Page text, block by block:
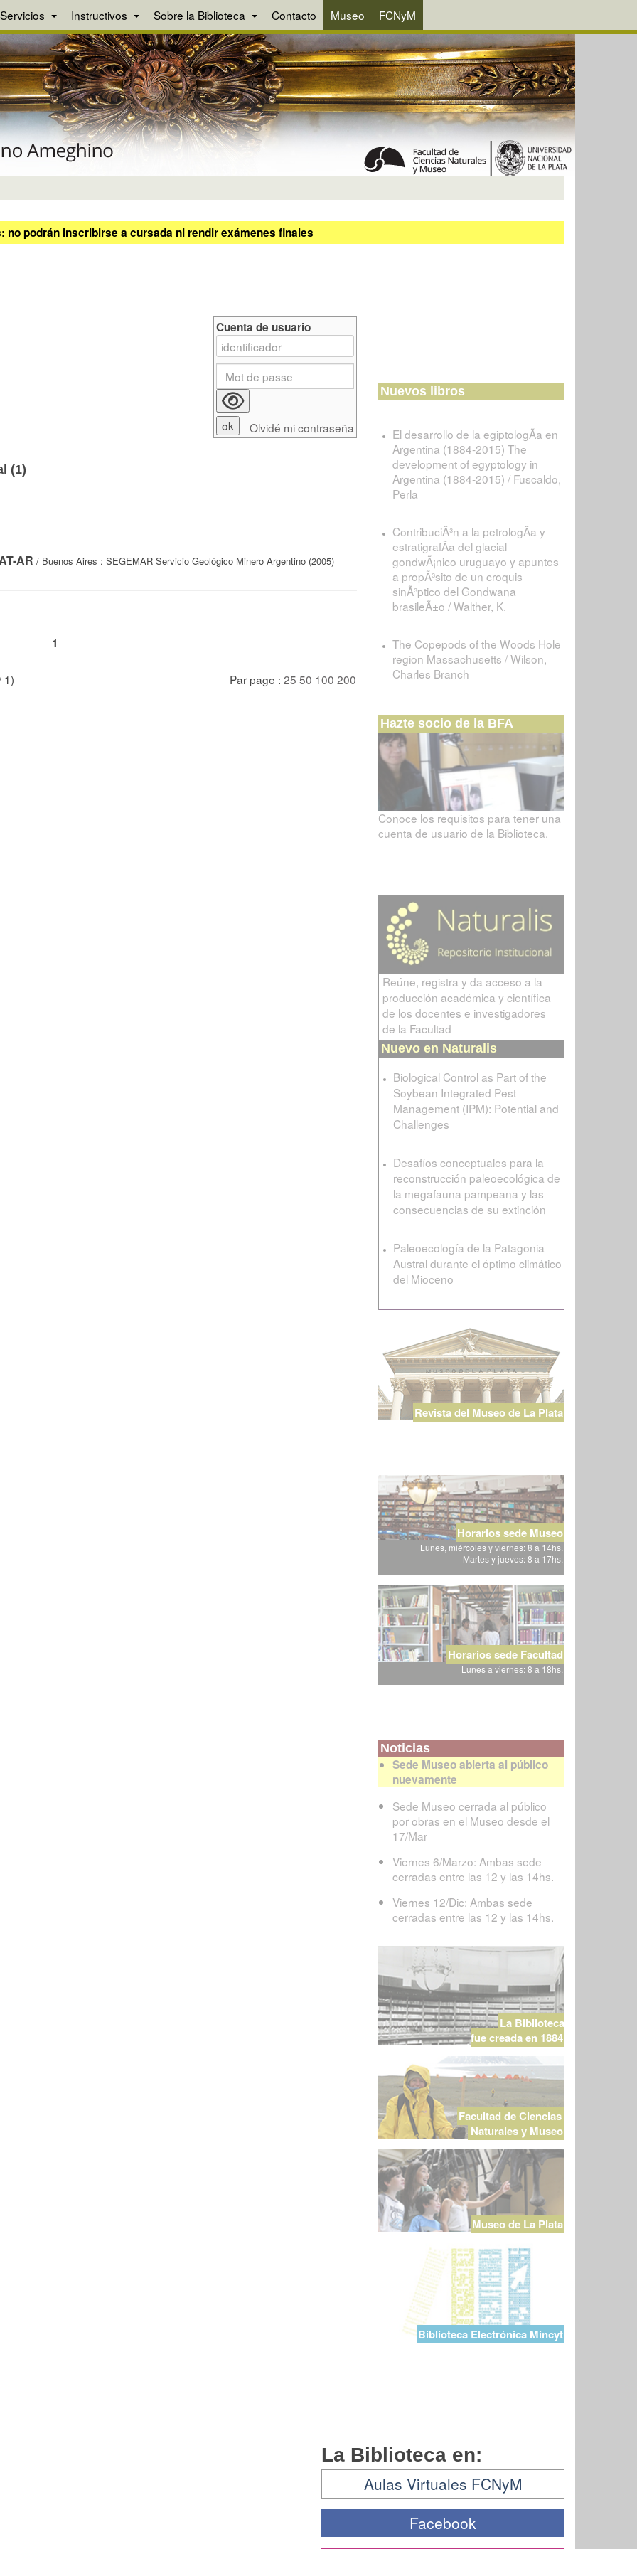
Servicios Instructivos Sobre la Biblioteca Contacto Museo FCNyM
podrán inscribirse a cursada ni rendir exámenes finales
(1)
AR / Buenos Aires : SEGEMAR Servicio Geológico Minero Argentino (2005)
1
1) Par page : 25 50 100 200
Cuenta de usuario
Olvidé mi contraseña
Nuevos libros
El desarrollo de la egiptologÃ­a en
Argentina (1884-2015) The
development of egyptology in
Argentina (1884-2015) / Fuscaldo,
Perla
ContribuciÃ³n a la petrologÃ­a y
estratigrafÃ­a del glacial
gondwÃ¡nico uruguayo y apuntes
a propÃ³sito de un croquis
sinÃ³ptico del Gondwana
brasileÃ±o / Walther, K.
The Copepods of the Woods Hole
region Massachusetts / Wilson,
Charles Branch
Hazte socio de la BFA
Conoce los requisitos para tener una
cuenta de usuario de la Biblioteca.
Reúne, registra y da acceso a la
producción académica y científica
de los docentes e investigadores
de la Facultad
Nuevo en Naturalis
Biological Control as Part of the
Soybean Integrated Pest
Management (IPM): Potential and
Challenges
Desafíos conceptuales para la
reconstrucción paleoecológica de
la megafauna pampeana y las
consecuencias de su extinción
Paleoecología de la Patagonia
Austral durante el óptimo climático
del Mioceno
Revista del Museo de La Plata
Horarios sede Museo
Lunes, miércoles y viernes: 8 a 14hs.
Martes y jueves: 8 a 17hs.
Horarios sede Facultad
Lunes a viernes: 8 a 18hs.
Noticias
Sede Museo abierta al público
nuevamente
Sede Museo cerrada al público
por obras en el Museo desde el
17/Mar
Viernes 6/Marzo: Ambas sede
cerradas entre las 12 y las 14hs.
Viernes 12/Dic: Ambas sede
cerradas entre las 12 y las 14hs.
La Biblioteca
fue creada en 1884
Facultad de Ciencias
Naturales y Museo
Museo de La Plata
Biblioteca Electrónica Mincyt
La Biblioteca en:
Aulas Virtuales FCNyM
Facebook